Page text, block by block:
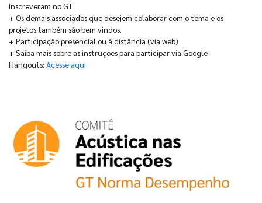
inscreveram no GT.
+ Os demais associados que desejem colaborar com o tema e os
projetos também são bem vindos.
+ Participação presencial ou à distância (via web)
+ Saiba mais sobre as instruções para participar via Google
Hangouts: Acesse aqui